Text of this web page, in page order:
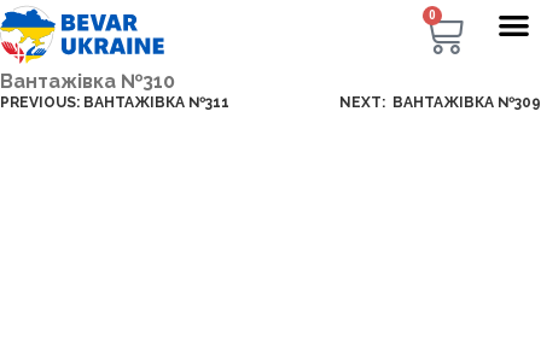
0
Вантажівка №310
PREVIOUS: ВАНТАЖІВКА №311 NEXT: ВАНТАЖІВКА №309